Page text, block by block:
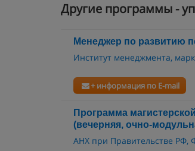
Другие программы -
Менеджер по развитию
Институт менеджмента,
+ информация по E-mail
Программа
(вечерняя, очно-
АНХ при Правительстве РФ,